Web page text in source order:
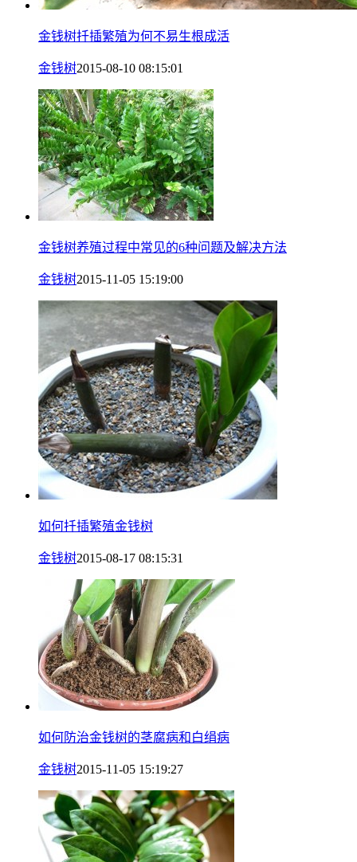
金钱树扦插繁殖为何不易生根成活
金钱树2015-08-10 08:15:01
金钱树养殖过程中常见的6种问题及解决方法
金钱树2015-11-05 15:19:00
如何扦插繁殖金钱树
金钱树2015-08-17 08:15:31
如何防治金钱树的茎腐病和白绢病
金钱树2015-11-05 15:19:27